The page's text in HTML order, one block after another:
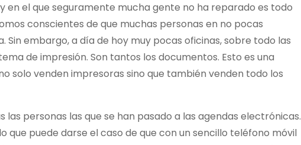
el que seguramente mucha gente no ha reparado es todo
conscientes de que muchas personas en no pocas
embargo, a día de hoy muy pocas oficinas, sobre todo las
de impresión. Son tantos los documentos. Esto es una
solo venden impresoras sino que también venden todo los
personas las que se han pasado a las agendas electrónicas.
que puede darse el caso de que con un sencillo teléfono móvil